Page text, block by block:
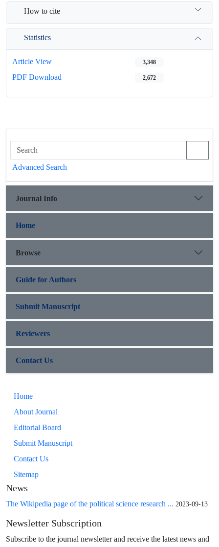
How to cite
Statistics
Article View 3,348
PDF Download 2,672
Advanced Search
Journal Info
Home
Browse
Guide for Authors
Submit Manuscript
Reviewers
Contact Us
Home
About Journal
Editorial Board
Submit Manuscript
Contact Us
Sitemap
News
The Wikipedia page of the political science research ... 2023-09-13
Newsletter Subscription
Subscribe to the journal newsletter and receive the latest news and